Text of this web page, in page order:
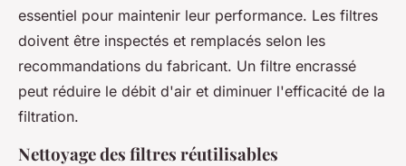
essentiel pour maintenir leur performance. Les filtres
doivent être inspectés et remplacés selon les
recommandations du fabricant. Un filtre encrassé
peut réduire le débit d'air et diminuer l'efficacité de la
filtration.
Nettoyage des filtres réutilisables